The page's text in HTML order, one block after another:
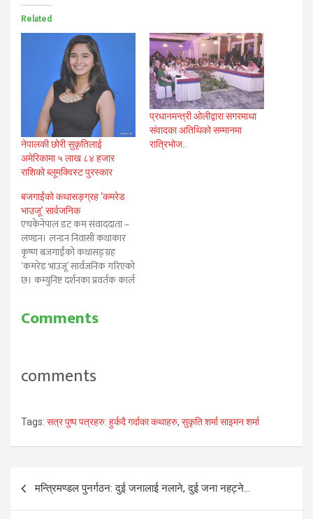
Related
नेपालकी छोरी सुकृतिलाई
अमेरिकामा ५ लाख ८४ हजार
राशिको ब्लूमक्विस्ट पुरस्कार
प्रधानमन्त्री ओलीद्वारा सगरमाथा
संवादका अतिथिको सम्मानमा
रात्रिभोज..
बजगाईंको कथासङ्ग्रह ‘कमरेड
भाउजू’ सार्वजनिक
एचकेनेपाल डट कम संवाददाता –
लण्डन। लन्डन निवासी कथाकार
कृष्ण बजगाईंको कथासङ्ग्रह
‘कमरेड भाउजू’ सार्वजनिक गरिएको
छ। कम्युनिष्ट दर्शनका प्रवर्तक कार्ल
पुस्तक सार्वजानिक गरेका हुन्।
विस्थापित भएका, विदेश पलायन
Comments
comments
Tags: सत्र पुष्प पत्रहरु: हुर्कदै गर्दाका कथाहरु, सुकृति शर्मा साइमन शर्मा
Post
navigation
मन्त्रिमण्डल पुनर्गठन: दुई जनालाई नलाने, दुई जना नहट्ने…